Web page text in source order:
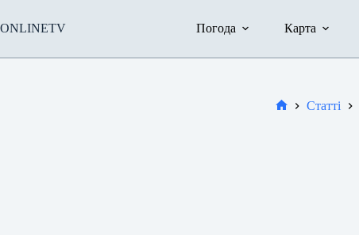
вмісту
ONLINETV Погода Карта
Статті